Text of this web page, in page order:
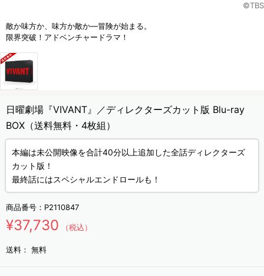
©TBS
敵か味方か、味方か敵か―冒険が始まる。
限界突破！アドベンチャードラマ！
日曜劇場『VIVANT』／ディレクターズカット版 Blu-ray
BOX（送料無料・4枚組）
本編は未公開映像を合計40分以上追加した全話ディレクターズ
カット版！
最終話にはスペシャルエンドロールも！
商品番号： P2110847
¥37,730 （税込）
送料： 無料